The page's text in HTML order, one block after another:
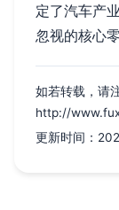
定了汽车产
忽视的核心
如若转载，请
http://
更新时间：